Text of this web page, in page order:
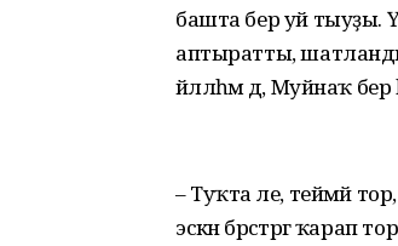
башта бер уй тыуҙы.
аптыратты,
йәлләһәм дә, Муйнаҡ
– Туҡта әле, теймәй
эскән бәрәстәргә